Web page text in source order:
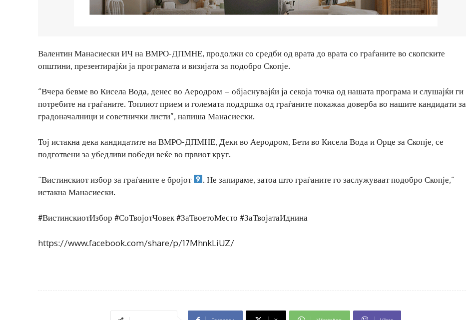
Валентин Манасиески ИЧ на ВМРО-ДПМНЕ, продолжи со средби од врата до врата со граѓаните во скопските
општини, презентирајќи ја програмата и визијата за подобро Скопје.
“Вчера бевме во Кисела Вода, денес во Аеродром – објаснувајќи ја секоја точка од нашата програма и слушајќи ги
потребите на граѓаните. Топлиот прием и големата поддршка од граѓаните покажаа доверба во нашите кандидати за
градоначалници и советнички листи”, напиша Манасиески.
Тој истакна дека кандидатите на ВМРО-ДПМНЕ, Деки во Аеродром, Бети во Кисела Вода и Орце за Скопје, се
подготвени за убедливи победи веќе во првиот круг.
“Вистинскиот избор за граѓаните е бројот
. Не запираме, затоа што граѓаните го заслужуваат подобро Скопје,”
истакна Манасиески.
#ВистинскиотИзбор #СоТвојотЧовек #ЗаТвоетоМесто #ЗаТвојатаИднина
https://www.facebook.com/share/p/17MhnkLiUZ/